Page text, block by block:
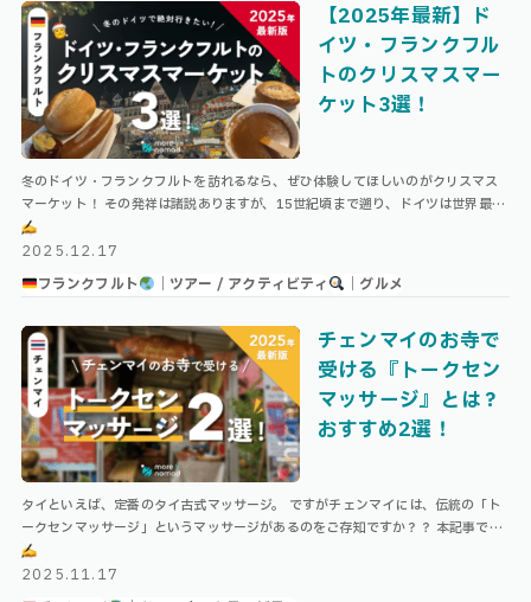
【2025年最新】ド
イツ・フランクフル
トのクリスマスマー
ケット3選！
冬のドイツ・フランクフルトを訪れるなら、ぜひ体験してほしいのがクリスマス
マーケット！ その発祥は諸説ありますが、15世紀頃まで遡り、ドイツは世界最古
のクリスマスマーケット文化を持つ国の1つとして知られています。 中でも国 …
2025.12.17
フランクフルト
｜ツアー / アクティビティ ｜グルメ
チェンマイのお寺で
受ける『トークセン
マッサージ』とは？
おすすめ2選！
タイといえば、定番のタイ古式マッサージ。 ですがチェンマイには、伝統の「ト
ークセンマッサージ」というマッサージがあるのをご存知ですか？？ 本記事で
は、チェンマイに来たら外せない！伝統の「トークセンマッサージ」について、
受 …
2025.11.17